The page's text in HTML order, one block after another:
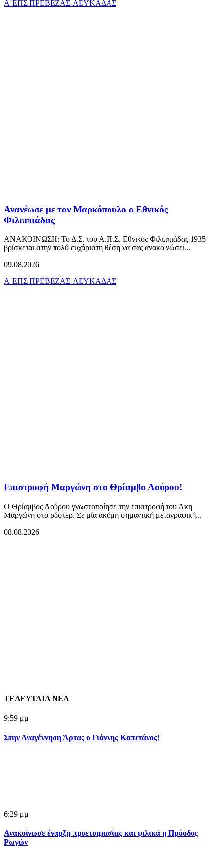
Α΄ΕΠΣ ΠΡΕΒΕΖΑΣ-ΛΕΥΚΑΔΑΣ
Ανανέωσε με τον Μαρκόπουλο ο Εθνικός
Φιλιππιάδας
ΑΝΑΚΟΙΝΩΣΗ: Το Δ.Σ. του Α.Π.Σ. Εθνικός Φιλιππιάδας 1935
βρίσκεται στην πολύ ευχάριστη θέση να σας ανακοινώσει...
09.08.2026
Α΄ΕΠΣ ΠΡΕΒΕΖΑΣ-ΛΕΥΚΑΔΑΣ
Επιστροφή Μαργώνη στο Θρίαμβο Λούρου!
Ο Θρίαμβος Λούρου γνωστοποίησε την επιστροφή του Άκη
Μαργώνη στο ρόστερ. Σε μία ακόμη σημαντική μεταγραφική...
08.08.2026
ΤΕΛΕΥΤΑΙΑ ΝΕΑ
9:59 μμ
Στην Αναγέννηση Άρτας ο Γιάννης Καπετάνος!
6:29 μμ
Ανακοίνωσε έναρξη προετοιμασίας και φιλικά η Πρόοδος
Ρωγών